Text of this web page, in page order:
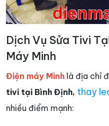
Dịch Vụ Sửa Tivi
Máy Minh
Điện máy Minh là địa chỉ
tivi tại Bình Định, thay
nhiều điểm mạnh: